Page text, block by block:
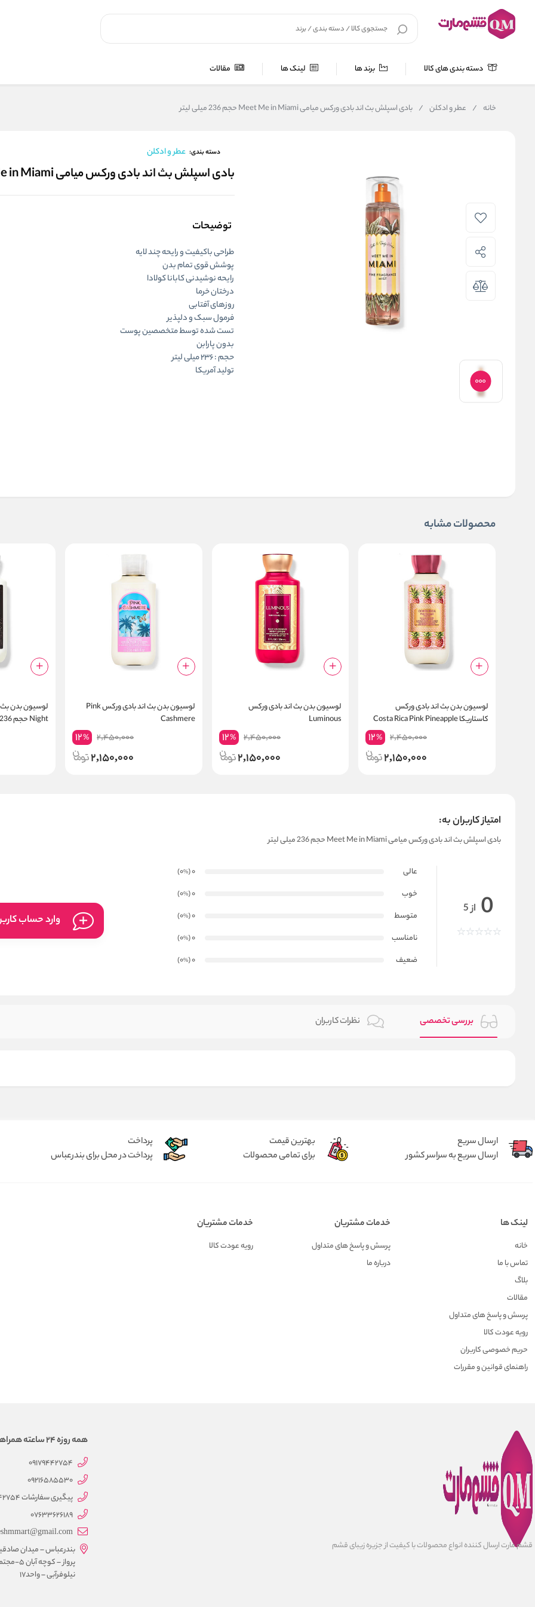
دسته بندی های کالا برند ها لینک ها مقالات
خانه / عطر و ادکلن / بادی اسپلش بث اند بادی ورکس میامی Meet Me in Miami حجم 236 میلی لیتر
دسته بندی: عطر و ادکلن
بادی اسپلش بث اند بادی ورکس میامی Meet Me in Miami حجم 236 میلی لیتر
توضیحات
طراحی باکیفیت و رایحه چند لایه
پوشش قوی تمام بدن
رایحه نوشیدنی کابانا کولادا
درختان خرما
روزهای آفتابی
فرمول سبک و دلپذیر
تست شده توسط متخصصین پوست
بدون پارابن
حجم : 236 میلی لیتر
تولید آمریکا
محصولات مشابه
لوسیون بدن بث اند بادی ورکس
کاستاریکا Costa Rica Pink Pineapple
2,450,000
12%
2,150,000
لوسیون بدن بث اند بادی ورکس
Luminous
2,450,000
12%
2,150,000
لوسیون بدن بث اند بادی ورکس Pink
Cashmere
2,450,000
12%
2,150,000
Night حجم 236 میلی لیتر
امتیاز کاربران به:
بادی اسپلش بث اند بادی ورکس میامی Meet Me in Miami حجم 236 میلی لیتر
0 از 5
عالی 0
(0
%
)
خوب
0
(0
%
)
متوسط
0
(0
%
)
نامناسب
0
(0
%
)
ضعیف
0
(0
%
)
وارد حساب
بررسی تخصصی نظرات کاربران
ارسال سریع
ارسال سریع به سراسر کشور
بهترین قیمت
برای تمامی محصولات
پرداخت
پرداخت در محل برای بندرعباس
لینک ها
خانه
تماس با ما
بلاگ
مقالات
پرسش و پاسخ های متداول
رویه عودت کالا
حریم خصوصی کاربران
راهنمای قوانین و مقررات
خدمات مشتریان
پرسش و پاسخ های متداول
درباره ما
خدمات مشتریان
رویه عودت کالا
قشم مارت ارسال کننده انواع محصولات با کیفیت از جزیره زیبای قشم
همه روزه 24 ساعته همراهتیم
09179442754
09216585530
پیگیری سفارشات 09179442754
07633626189
بندرعباس – میدان
پرواز – کوچه آبان
نیلوفرآبی – واحد17